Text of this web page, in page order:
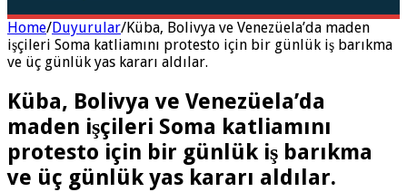
Home/Duyurular/Küba, Bolivya ve Venezüela’da maden
işçileri Soma katliamını protesto için bir günlük iş barıkma
ve üç günlük yas kararı aldılar.
Küba, Bolivya ve Venezüela’da
maden işçileri Soma katliamını
protesto için bir günlük iş barıkma
ve üç günlük yas kararı aldılar.